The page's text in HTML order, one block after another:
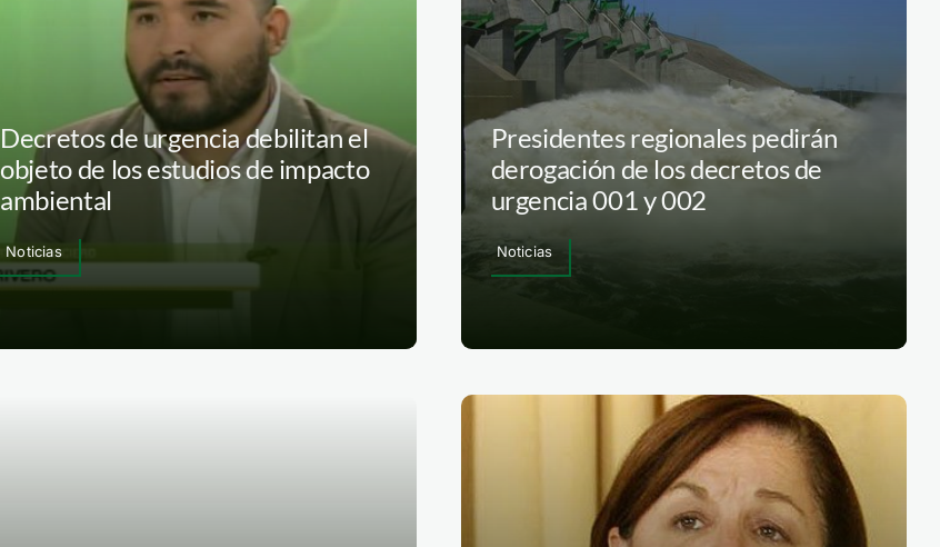
Decretos de urgencia debilitan el
objeto de los estudios de impacto
ambiental
Noticias
Presidentes regionales pedirán
derogación de los decretos de
urgencia 001 y 002
Noticias